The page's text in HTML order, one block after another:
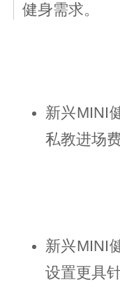
健身需求。
新兴MINI
私教进场
新兴MINI
设置更具